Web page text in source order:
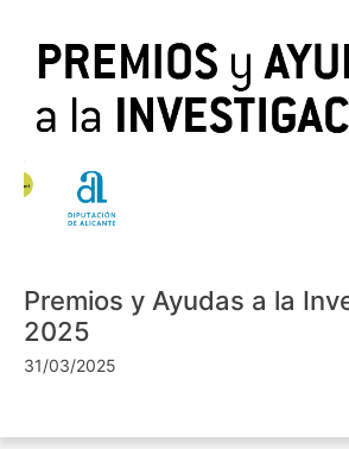
Premios y Ayudas a la
2025
31/03/2025